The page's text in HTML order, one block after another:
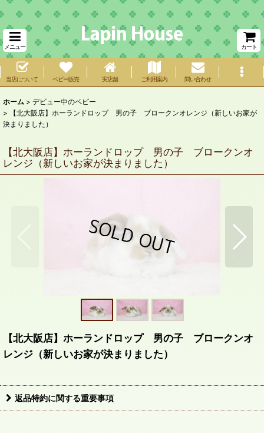
メニュー カート
当店について ベビー販売 実店舗 ご利用案内 問い合わせ
ホーム > デビュー中のベビー
>
【北大阪店】ホーランドロップ 男の子 ブロークンオレンジ（新しいお家が
決まりました）
【北大阪店】ホーランドロップ 男の子 ブロークンオ
レンジ（新しいお家が決まりました）
【北大阪店】ホーランドロップ 男の子 ブロークンオ
レンジ（新しいお家が決まりました）
返品特約に関する重要事項